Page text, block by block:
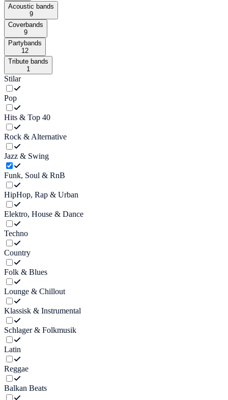
Acoustic bands
9
Coverbands
9
Partybands
12
Tribute bands
1
Stilar
Pop
Hits & Top 40
Rock & Alternative
Jazz & Swing
Funk, Soul & RnB
HipHop, Rap & Urban
Elektro, House & Dance
Techno
Country
Folk & Blues
Lounge & Chillout
Klassisk & Instrumental
Schlager & Folkmusik
Latin
Reggae
Balkan Beats